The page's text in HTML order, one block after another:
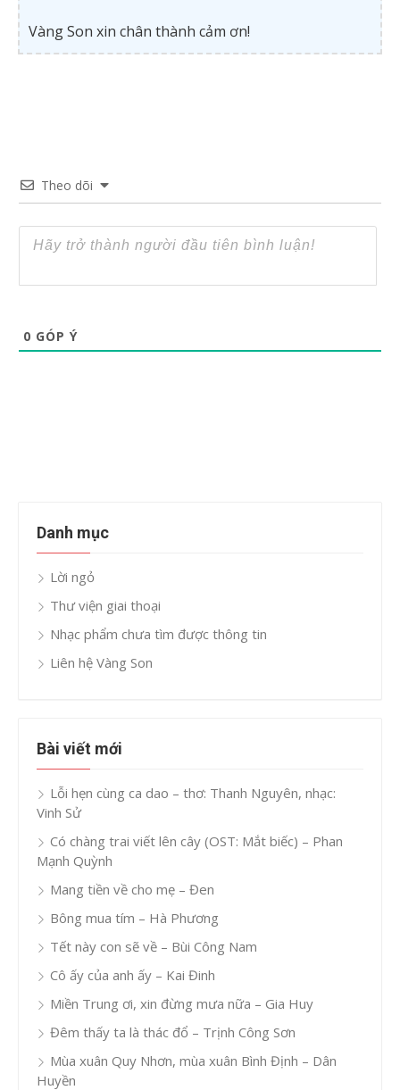
Vàng Son xin chân thành cảm ơn!
Theo dõi
0 GÓP Ý
Danh mục
Lời ngỏ
Thư viện giai thoại
Nhạc phẩm chưa tìm được thông tin
Liên hệ Vàng Son
Bài viết mới
Lỗi hẹn cùng ca dao – thơ: Thanh Nguyên, nhạc:
Vinh Sử
Có chàng trai viết lên cây (OST: Mắt biếc) – Phan
Mạnh Quỳnh
Mang tiền về cho mẹ – Đen
Bông mua tím – Hà Phương
Tết này con sẽ về – Bùi Công Nam
Cô ấy của anh ấy – Kai Đinh
Miền Trung ơi, xin đừng mưa nữa – Gia Huy
Đêm thấy ta là thác đổ – Trịnh Công Sơn
Mùa xuân Quy Nhơn, mùa xuân Bình Định – Dân
Huyền